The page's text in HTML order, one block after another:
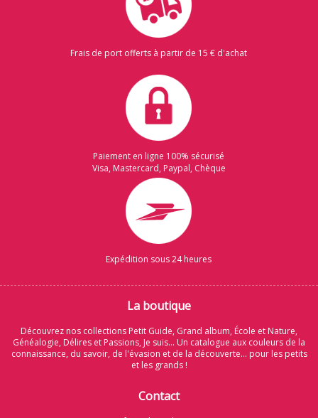
Frais de port offerts à partir de 15 € d'achat
Paiement en ligne 100% sécurisé
Visa, Mastercard, Paypal, Chèque
Expédition sous 24 heures
La boutique
Découvrez nos collections Petit Guide, Grand album, École et Nature,
Généalogie, Délires et Passions, Je suis... Un catalogue aux couleurs de la
connaissance, du savoir, de l'évasion et de la découverte... pour les petits
et les grands !
Contact